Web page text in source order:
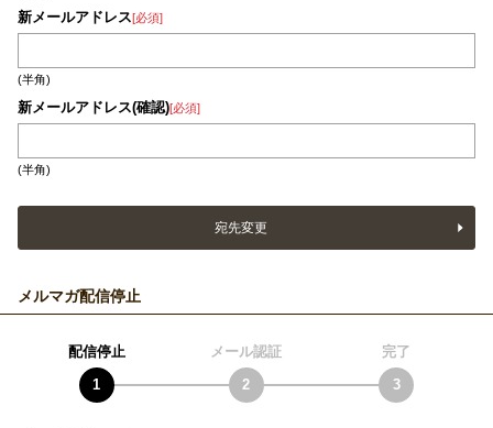
新メールアドレス[必須]
(半角)
新メールアドレス(確認)[必須]
(半角)
宛先変更
メルマガ配信停止
配信停止 メール認証 完了